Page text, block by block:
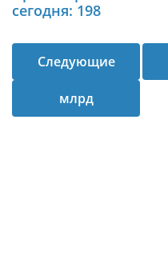
сегодня: 198
Следующие
млрд